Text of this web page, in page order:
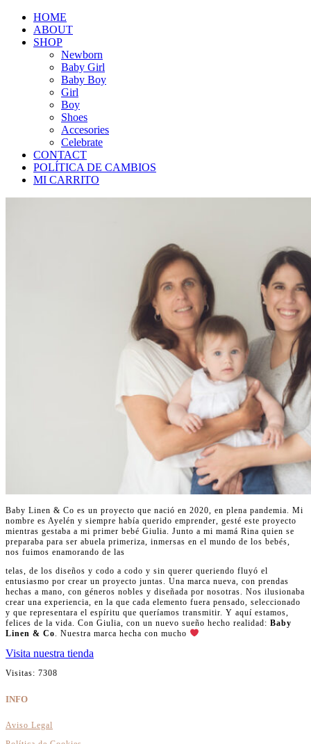
HOME
ABOUT
SHOP
Newborn
Baby Girl
Baby Boy
Girl
Boy
Shoes
Accesories
Celebrate
CONTACT
POLÍTICA DE CAMBIOS
MI CARRITO
Baby Linen & Co es un proyecto que nació en 2020, en plena pandemia. Mi
nombre es Ayelén y siempre había querido emprender, gesté este proyecto
mientras gestaba a mi primer bebé Giulia. Junto a mi mamá Rina quien se
preparaba para ser abuela primeriza, inmersas en el mundo de los bebés,
nos fuimos enamorando de las
telas, de los diseños y codo a codo y sin querer queriendo fluyó el
entusiasmo por crear un proyecto juntas. Una marca nueva, con prendas
hechas a mano, con géneros nobles y diseñada por nosotras. Nos ilusionaba
crear una experiencia, en la que cada elemento fuera pensado, seleccionado
y que representara el espíritu que queríamos transmitir. Y aquí estamos,
felices de la vida. Con Giulia, con un nuevo sueño hecho realidad: Baby
Linen & Co. Nuestra marca hecha con mucho
Visita nuestra tienda
Visitas: 7308
INFO
Aviso Legal